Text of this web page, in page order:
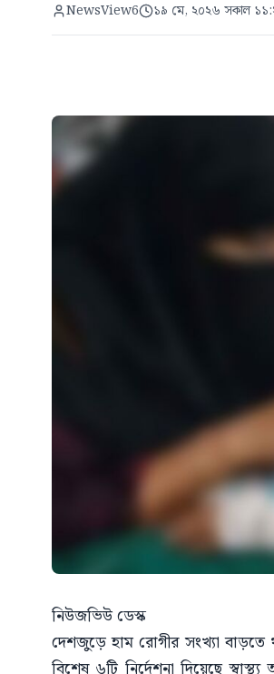
NewsView6 ১৯ মে, ২০২৬ সকাল
নিউজভিউ ডেস্ক
দেশজুড়ে হাম রোগীর সংখ্যা বাড়তে